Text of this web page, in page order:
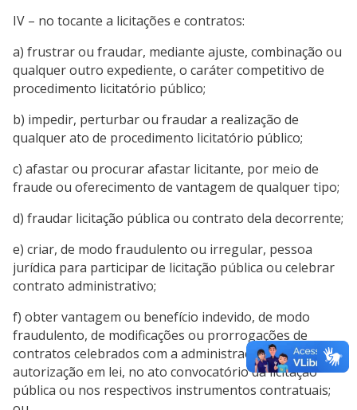
IV – no tocante a licitações e contratos:
a) frustrar ou fraudar, mediante ajuste, combinação ou
qualquer outro expediente, o caráter competitivo de
procedimento licitatório público;
b) impedir, perturbar ou fraudar a realização de
qualquer ato de procedimento licitatório público;
c) afastar ou procurar afastar licitante, por meio de
fraude ou oferecimento de vantagem de qualquer tipo;
d) fraudar licitação pública ou contrato dela decorrente;
e) criar, de modo fraudulento ou irregular, pessoa
jurídica para participar de licitação pública ou celebrar
contrato administrativo;
f) obter vantagem ou benefício indevido, de modo
fraudulento, de modificações ou prorrogações de
contratos celebrados com a administração pública, sem
autorização em lei, no ato convocatório da licitação
pública ou nos respectivos instrumentos contratuais;